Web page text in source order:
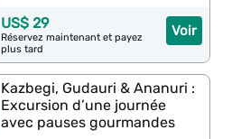
Voir
US$ 29
Réservez maintenant et payez
plus tard
Kazbegi, Gudauri & Ananuri :
Excursion d’une journée
avec pauses gourmandes